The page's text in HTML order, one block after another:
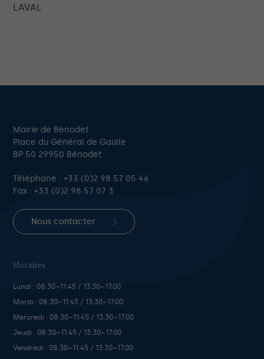
LAVAL
Mairie de Bénodet
Place du Général de Gaulle
BP 50 29950 Bénodet
Téléphone :+33 (0)2 98 57 05 46
Fax : +33 (0)2 98 57 07 3
Nous contacter
Horaires
Lundi : 08:30–11:45 / 13:30–17:00
Mardi : 08:30–11:45 / 13:30–17:00
Mercredi : 08:30–11:45 / 13:30–17:00
Jeudi : 08:30–11:45 / 13:30–17:00
Vendredi : 08:30–11:45 / 13:30–17:00